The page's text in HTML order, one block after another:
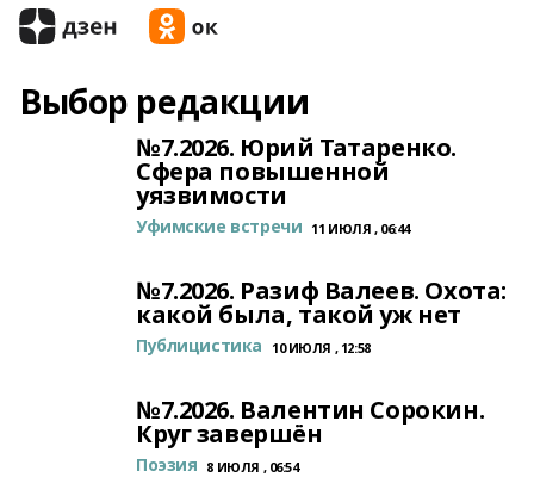
Выбор редакции
№7.2026. Юрий Татаренко.
Сфера повышенной
уязвимости
Уфимские встречи 11 ИЮЛЯ , 06:44
№7.2026. Разиф Валеев. Охота:
какой была, такой уж нет
Публицистика 10 ИЮЛЯ , 12:58
№7.2026. Валентин Сорокин.
Круг завершён
Поэзия 8 ИЮЛЯ , 06:54